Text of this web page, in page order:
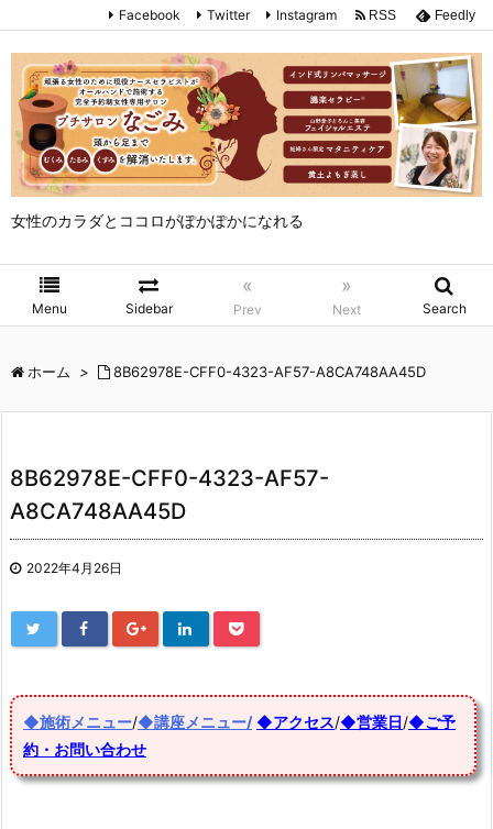
女性のカラダとココロがぽかぽかになれる
Menu Sidebar
«
Prev
»
Next Search
Facebook Twitter Instagram RSS Feedly
ホーム > 8B62978E-CFF0-4323-AF57-A8CA748AA45D
8B62978E-CFF0-4323-AF57-
A8CA748AA45D
2022年4月26日
◆施術メニュー/◆講座メニュー/ ◆アクセス/◆営業日/◆ご予
約・お問い合わせ